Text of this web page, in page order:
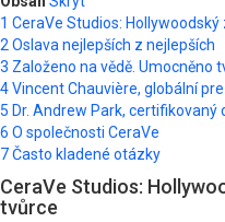
1 CeraVe Studios:
2 Oslava nejlepších z nejlepších
3 Založeno na vědě. Umocněno
4Vincent Chauvière, globální
5 Dr. Andrew Park,
6 O společnosti CeraVe
7Často kladené otázky
CeraVe Studios:
tvůrce